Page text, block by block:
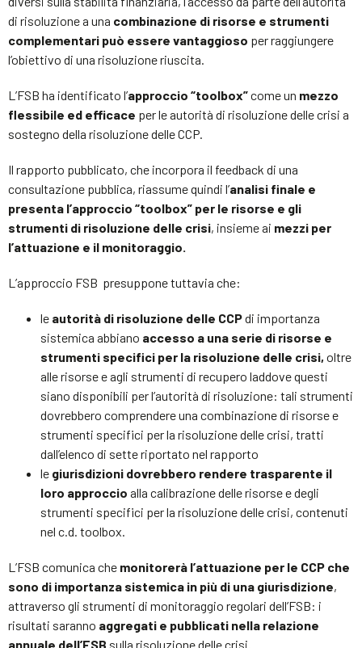
di risoluzione a una combinazione di risorse e strumenti
complementari può essere vantaggioso per raggiungere
l’obiettivo di una risoluzione riuscita.
L’FSB ha identificato l’approccio “toolbox”come un mezzo
flessibile ed efficace per le autorità di risoluzione delle crisi a
sostegno della risoluzione delle CCP.
Il rapporto pubblicato, che incorpora il feedback di una
consultazione pubblica, riassume quindi l’analisi finale e
presenta l’approccio “toolbox” per le risorse e gli
strumenti di risoluzione delle crisi, insieme ai mezzi per
l’attuazione e il monitoraggio.
L’approccio FSB presuppone tuttavia che:
le autorità di risoluzione delle CCPdi importanza
sistemica abbiano accesso a una serie di risorse e
strumenti specifici per la risoluzione delle crisi, oltre
alle risorse e agli strumenti di recupero laddove questi
siano disponibili per l’autorità di risoluzione: tali strumenti
dovrebbero comprendere una combinazione di risorse e
strumenti specifici per la risoluzione delle crisi, tratti
dall’elenco di sette riportato nel rapporto
le giurisdizioni dovrebbero rendere trasparente il
loro approccio alla calibrazione delle risorse e degli
strumenti specifici per la risoluzione delle crisi, contenuti
nel c.d. toolbox.
L’FSB comunica che monitorerà l’attuazione per le CCP che
sono di importanza sistemica in più di una giurisdizione,
attraverso gli strumenti di monitoraggio regolari dell’FSB: i
risultati saranno aggregati e pubblicati nella relazione
annuale dell’FSB sulla risoluzione delle crisi.